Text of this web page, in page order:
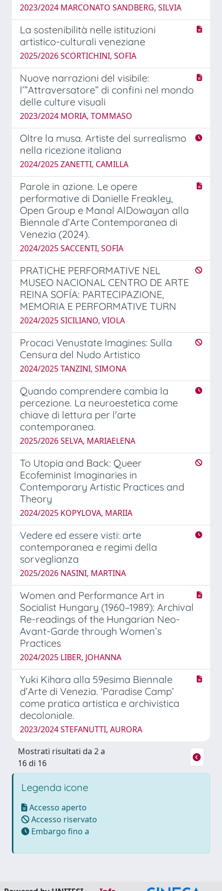
2023/2024 MARCONATO SANDBERG, SILVIA
La sostenibilità nelle istituzioni
artistico-culturali veneziane
2025/2026 SCORTICHINI, SOFIA
Nuove narrazioni del visibile:
l’”Attraversatore” di confini nel mondo
delle culture visuali
2023/2024 MORIA, TOMMASO
Oltre la musa. Artiste del surrealismo
nella ricezione italiana
2024/2025 ZANETTI, CAMILLA
Parole in azione. Le opere
performative di Danielle Freakley,
Open Group e Manal AlDowayan alla
Biennale d’Arte Contemporanea di
Venezia (2024).
2024/2025 SACCENTI, SOFIA
PRATICHE PERFORMATIVE NEL
MUSEO NACIONAL CENTRO DE ARTE
REINA SOFÍA: PARTECIPAZIONE,
MEMORIA E PERFORMATIVE TURN
2024/2025 SICILIANO, VIOLA
Procaci Venustate Imagines: Sulla
Censura del Nudo Artistico
2024/2025 TANZINI, SIMONA
Quando comprendere cambia la
percezione. La neuroestetica come
chiave di lettura per l'arte
contemporanea.
2025/2026 SELVA, MARIAELENA
To Utopia and Back: Queer
Ecofeminist Imaginaries in
Contemporary Artistic Practices and
Theory
2024/2025 KOPYLOVA, MARIIA
Vedere ed essere visti: arte
contemporanea e regimi della
sorveglianza
2025/2026 NASINI, MARTINA
Women and Performance Art in
Socialist Hungary (1960–1989): Archival
Re-readings of the Hungarian Neo-
Avant-Garde through Women’s
Practices
2024/2025 LIBER, JOHANNA
Yuki Kihara alla 59esima Biennale
d’Arte di Venezia. ‘Paradise Camp’
come pratica artistica e archivistica
decoloniale.
2023/2024 STEFANUTTI, AURORA
Mostrati risultati da 2 a
16 di 16
Legenda icone
Accesso aperto
Accesso riservato
Embargo fino a